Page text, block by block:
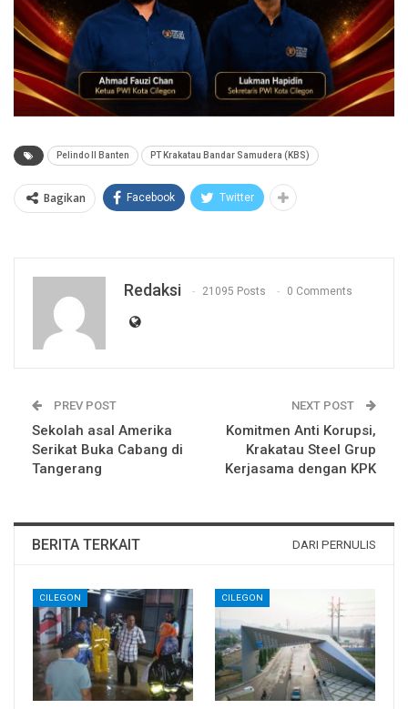
Pelindo II Banten PT Krakatau Bandar Samudera (KBS)
Bagikan Facebook Twitter
Redaksi 21095 Posts 0 Comments
PREV POST
Sekolah asal Amerika
Serikat Buka Cabang di
Tangerang
NEXT POST
Komitmen Anti Korupsi,
Krakatau Steel Grup
Kerjasama dengan KPK
BERITA TERKAIT DARI PERNULIS
CILEGON CILEGON